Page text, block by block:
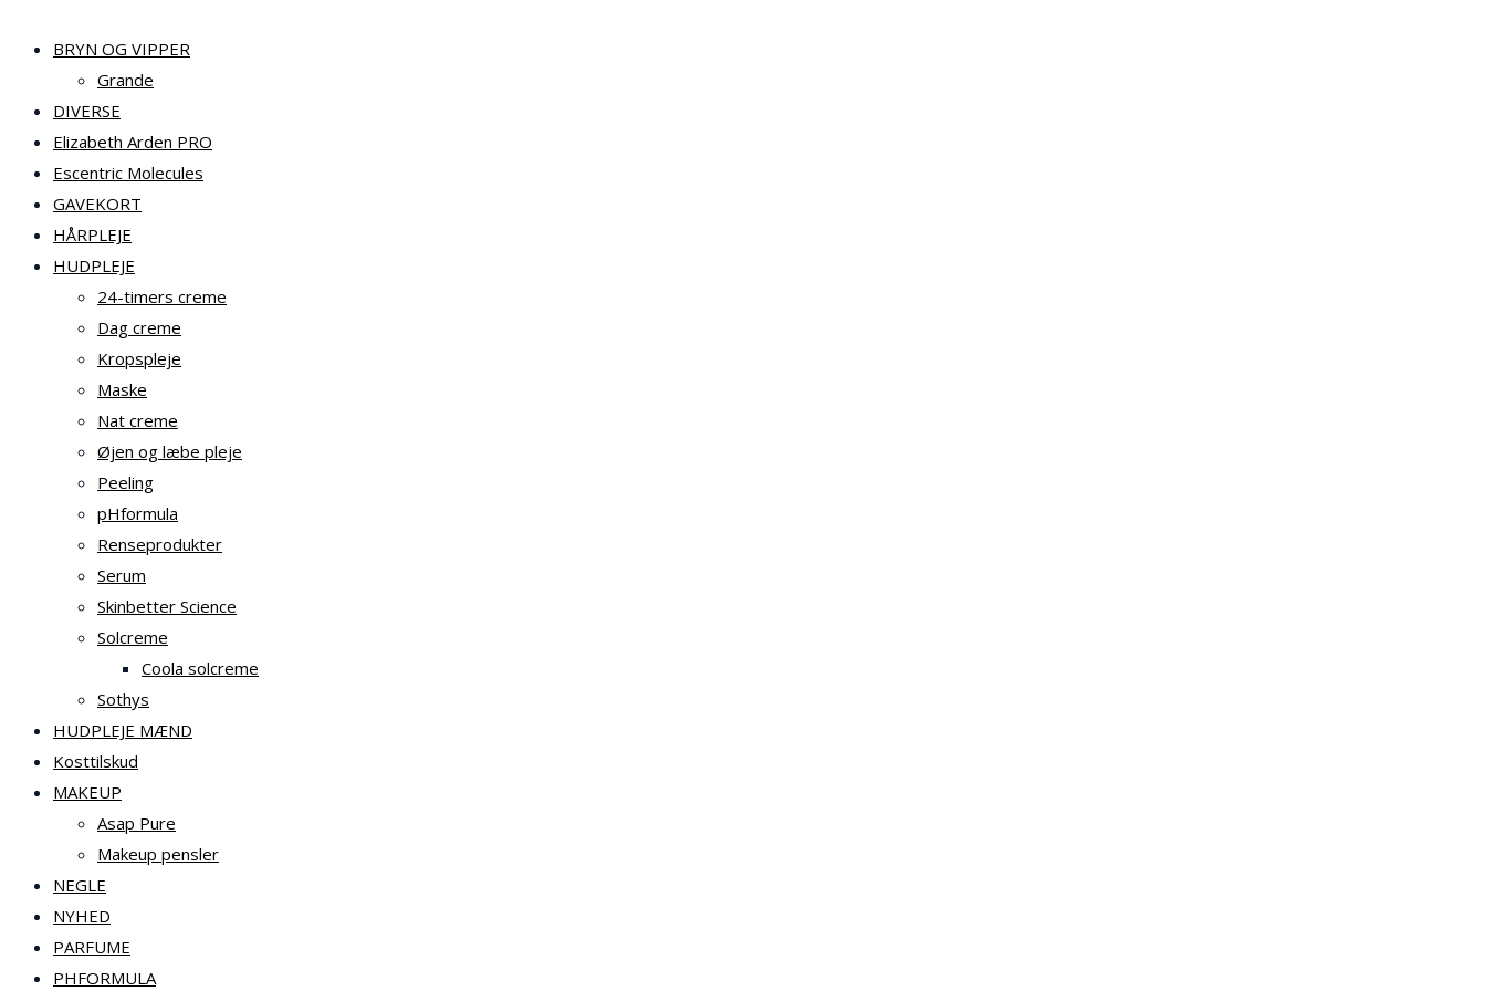
BRYN OG VIPPER
Grande
DIVERSE
Elizabeth Arden PRO
Escentric Molecules
GAVEKORT
HÅRPLEJE
HUDPLEJE
24-timers creme
Dag creme
Kropspleje
Maske
Nat creme
Øjen og læbe pleje
Peeling
pHformula
Renseprodukter
Serum
Skinbetter Science
Solcreme
Coola solcreme
Sothys
HUDPLEJE MÆND
Kosttilskud
MAKEUP
Asap Pure
Makeup pensler
NEGLE
NYHED
PARFUME
PHFORMULA